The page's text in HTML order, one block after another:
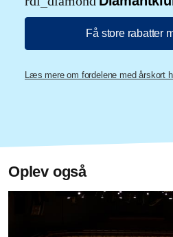
Få store rabatter
Læs mere om fordelene med årskort
Oplev også